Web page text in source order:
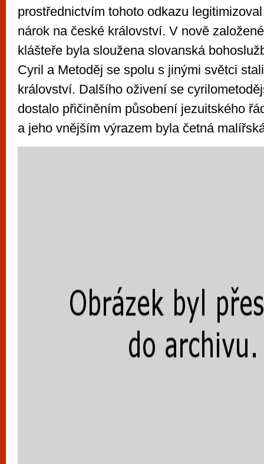
prostřednictvím tohoto odkazu
nárok na české království. V nově
klášteře byla sloužena slovanská
Cyril a Metoděj se spolu s jinými světci
království. Dalšího oživení se
dostalo přičiněním působení jezuitského
a jeho vnějším výrazem byla četná